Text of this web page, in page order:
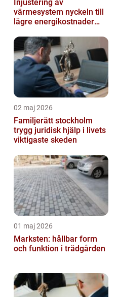
Injustering av
värmesystem nyckeln till
lägre energikostnader
inomhusklimat
02 maj 2026
Familjerätt stockholm
trygg juridisk hjälp i livets
viktigaste skeden
01 maj 2026
Marksten: hållbar form
och funktion i trädgården